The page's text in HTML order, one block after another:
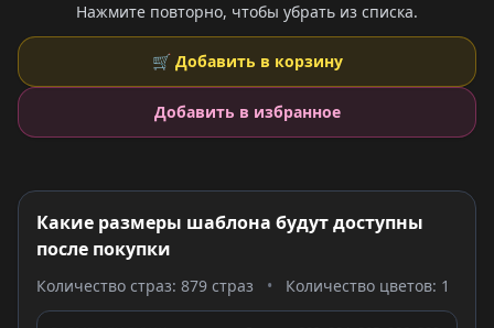
Нажмите повторно, чтобы убрать из списка.
🛒 Добавить в корзину
Добавить в избранное
Какие размеры шаблона будут доступны
после покупки
Количество страз: 879 страз • Количество цветов: 1